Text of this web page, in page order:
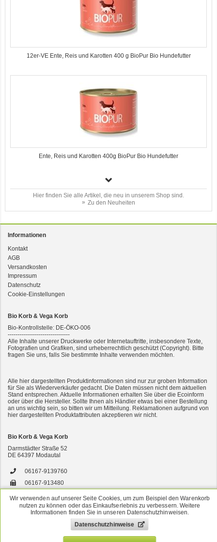
12er-VE Ente, Reis und Karotten 400 g BioPur Bio Hundefutter
Ente, Reis und Karotten 400g BioPur Bio Hundefutter
3er-SET Bio Sticks Soft (weiche Hundeleckerli) Huhn 150g Dog's Love
2er-SET Condimento Bianco, 5,5% Säure 0,5l
7er-VE Bio Tee Wilde Brennnessel 60g Belt's Bio
Hier finden Sie alle Artikel, die neu in unserem Shop sind.
Zu den Neuheiten
Informationen
Kontakt
AGB
Versandkosten
Impressum
Datenschutz
Cookie-Einstellungen
Bio Korb & Vega Korb
Bio-Kontrollstelle: DE-ÖKO-006
--------------------------------
Alle Inhalte unserer Druckwerke oder Internetauftritte, insbesondere Texte,
Fotografien und Grafiken, sind urheberrechtlich geschützt (Copyright). Bitte
fragen Sie uns, falls Sie bestimmte Inhalte verwenden möchten.
Alle hier dargestellten Produktinformationen sind nur zur groben Information
für Sie als Wiederverkäufer gedacht. Die Daten müssen nicht dem aktuellen
Stand entsprechen. Aktuelle Informationen erhalten Sie über die Ecoinform
oder über die Hersteller. Sollte Ihnen als Händler etwas bei einer Bestellung
an uns wichtig sein, so bitten wir um Mitteilung. Reklamationen aufgrund von
hier dargestellten Produktattributen akzeptieren wir nicht.
Bio Korb & Vega Korb
Darmstädter Straße 52
DE 64397 Modautal
06167-9139760
06167-913480
versand@bsbio.de
www.bio-korb.de
Alle Preise verstehen sich inkl. MwSt. Alle Angebote sind freibleibend zzgl.
Wir verwenden auf unserer Seite Cookies, um zum Beispiel den Warenkorb
nutzen zu können oder das Einkaufserlebnis zu verbessern. Weitere
Informationen finden Sie in unseren Datenschutzhinweisen.
Datenschutzhinweise